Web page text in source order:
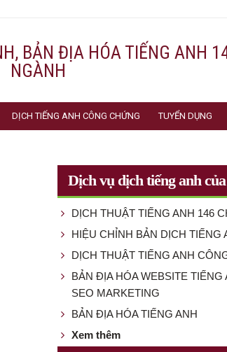
BẢN ĐỊA HÓA TIẾNG ANH
NGÀNH
DỊCH TIẾNG ANH CÔNG CHỨNG TUYỂN DỤNG
Dịch vụ dịch tiếng anh
DỊCH THUẬT TIẾNG ANH 146
HIỆU CHỈNH BẢN DỊCH TIẾNG
DỊCH THUẬT TIẾNG ANH
BẢN ĐỊA HÓA WEBSITE TIẾNG
SEO MARKETING
BẢN ĐỊA HÓA TIẾNG ANH
Xem thêm